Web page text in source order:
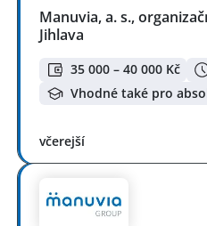
Manuvia, a. s.,
Jihlava
35 000 – 40 000 Kč
Vhodné také pro
včerejší